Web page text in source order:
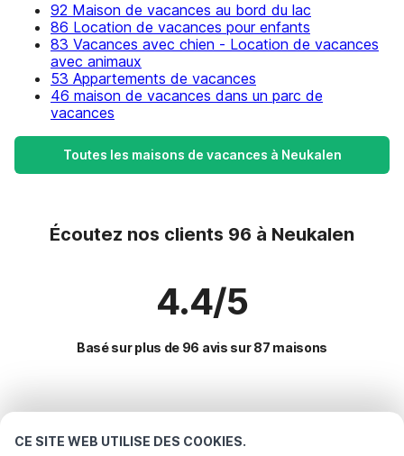
CE SITE WEB UTILISE DES COOKIES.
92 Maison de vacances au bord du lac
86 Location de vacances pour enfants
83 Vacances avec chien - Location de vacances
avec animaux
53 Appartements de vacances
46 maison de vacances dans un parc de
vacances
Toutes les maisons de vacances à Neukalen
Écoutez nos clients 96 à Neukalen
4.4/5
Basé sur plus de 96 avis sur 87 maisons
vacances